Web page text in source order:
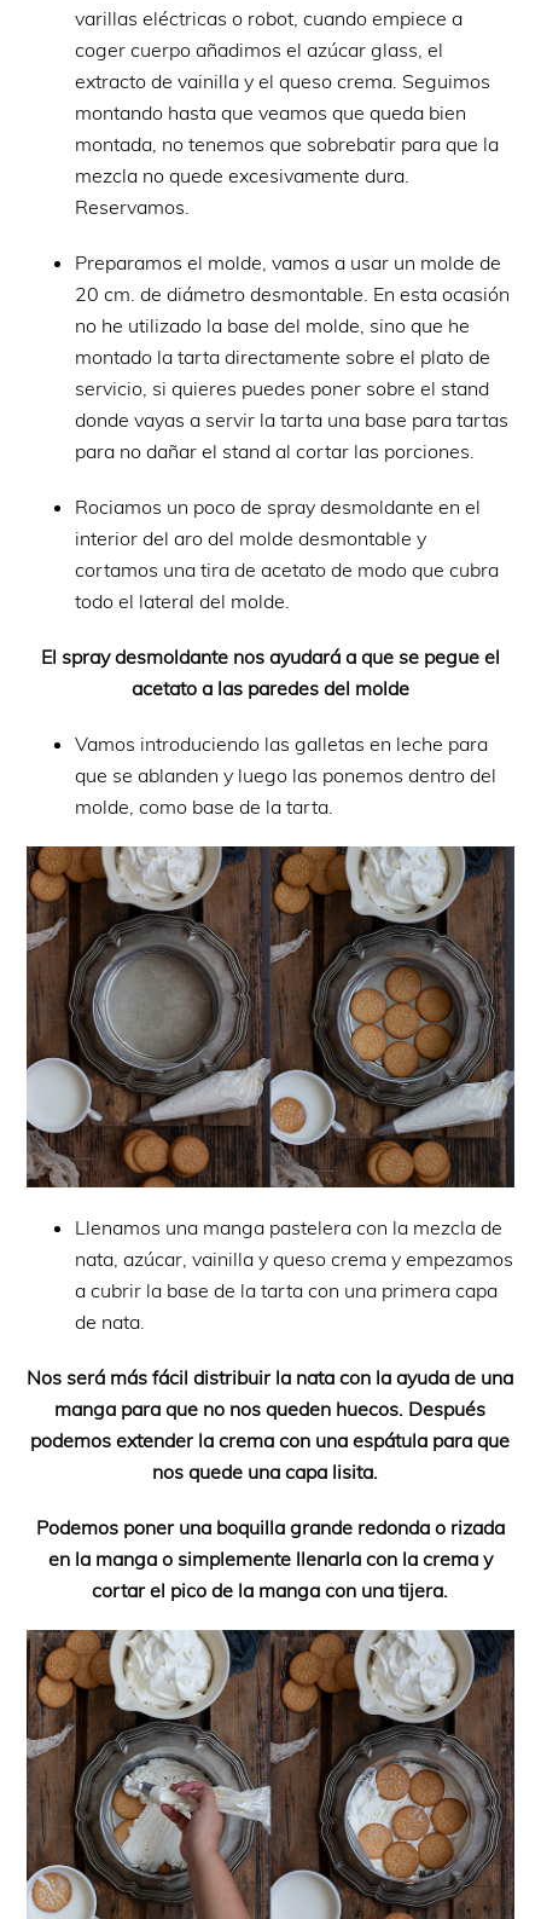
varillas eléctricas o robot, cuando empiece a
coger cuerpo añadimos el azúcar glass, el
extracto de vainilla y el queso crema. Seguimos
montando hasta que veamos que queda bien
montada, no tenemos que sobrebatir para que la
mezcla no quede excesivamente dura.
Reservamos.
Preparamos el molde, vamos a usar un molde de
20 cm. de diámetro desmontable. En esta ocasión
no he utilizado la base del molde, sino que he
montado la tarta directamente sobre el plato de
servicio, si quieres puedes poner sobre el stand
donde vayas a servir la tarta una base para tartas
para no dañar el stand al cortar las porciones.
Rociamos un poco de spray desmoldante en el
interior del aro del molde desmontable y
cortamos una tira de acetato de modo que cubra
todo el lateral del molde.
El spray desmoldante nos ayudará a que se pegue el
acetato a las paredes del molde
Vamos introduciendo las galletas en leche para
que se ablanden y luego las ponemos dentro del
molde, como base de la tarta.
Llenamos una manga pastelera con la mezcla de
nata, azúcar, vainilla y queso crema y empezamos
a cubrir la base de la tarta con una primera capa
de nata.
Nos será más fácil distribuir la nata con la ayuda de una
manga para que no nos queden huecos. Después
podemos extender la crema con una espátula para que
nos quede una capa lisita.
Podemos poner una boquilla grande redonda o rizada
en la manga o simplemente llenarla con la crema y
cortar el pico de la manga con una tijera.